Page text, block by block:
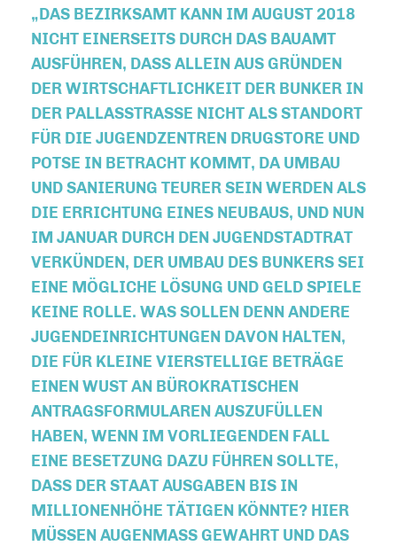
DAS BEZIRKSAMT KANN IM AUGUST 2018
NICHT EINERSEITS DURCH DAS BAUAMT
AUSFÜHREN, DASS ALLEIN AUS GRÜNDEN
DER WIRTSCHAFTLICHKEIT DER BUNKER IN
DER PALLASSTRASSE NICHT ALS STANDORT F
ÜR DIE JUGENDZENTREN DRUGSTORE UND P
OTSE IN BETRACHT KOMMT, DA UMBAU U
ND SANIERUNG TEURER SEIN WERDEN ALS D
IE ERRICHTUNG EINES NEUBAUS, UND NUN I
M JANUAR DURCH DEN JUGENDSTADTRAT V
ERKÜNDEN, DER UMBAU DES BUNKERS SEI E
INE MÖGLICHE LÖSUNG UND GELD SPIELE K
EINE ROLLE. WAS SOLLEN DENN ANDERE J
UGENDEINRICHTUNGEN DAVON HALTEN, D
IE FÜR KLEINE VIERSTELLIGE BETRÄGE E
INEN WUST AN BÜROKRATISCHEN A
NTRAGSFORMULAREN AUSZUFÜLLEN H
ABEN, WENN IM VORLIEGENDEN FALL E
INE BESETZUNG DAZU FÜHREN SOLLTE, D
ASS DER STAAT AUSGABEN BIS IN M
ILLIONENHÖHE TÄTIGEN KÖNNTE? HIER M
ÜSSEN AUGENMASS GEWAHRT UND DAS WI